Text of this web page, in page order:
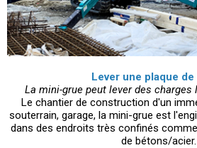
Lever une plaque de
La mini-grue peut lever des charges
Le chantier de construction d'un
souterrain, garage, la mini-grue est
dans des endroits très confinés
de bétons/acier.